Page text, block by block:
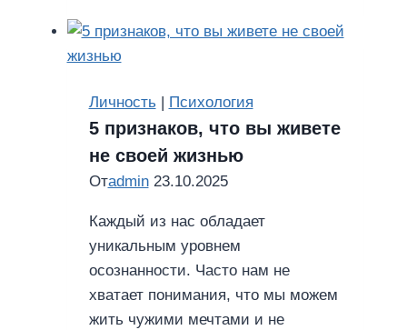
как
Личность | Психология
5 признаков, что вы живете
не своей жизнью
Отadmin 23.10.2025
Каждый из нас обладает
уникальным уровнем
осознанности. Часто нам не
хватает понимания, что мы можем
жить чужими мечтами и не